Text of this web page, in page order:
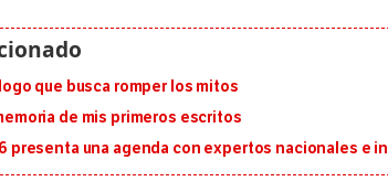
que busca romper los mitos
de mis primeros escritos
presenta una agenda con expertos nacionales e
al sur de